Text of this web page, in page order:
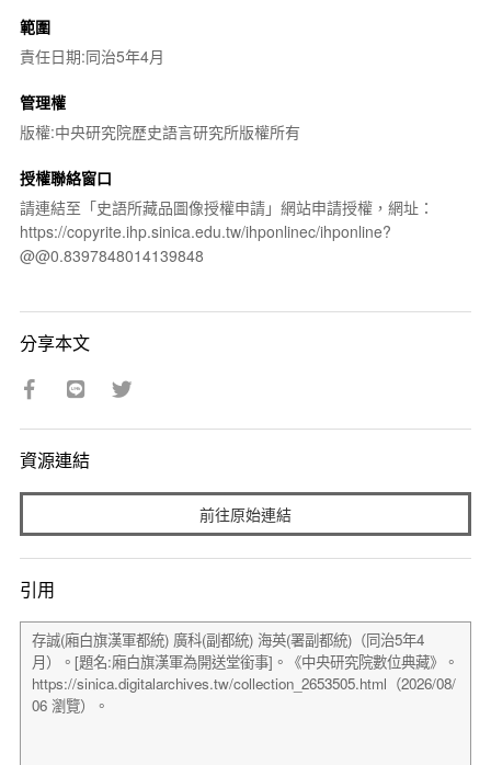
範圍
責任日期:同治5年4月
管理權
版權:中央研究院歷史語言研究所版權所有
授權聯絡窗口
請連結至「史語所藏品圖像授權申請」網站申請授權，網址：
https://copyrite.ihp.sinica.edu.tw/ihponlinec/ihponline?
@@0.8397848014139848
分享本文
資源連結
前往原始連結
引用